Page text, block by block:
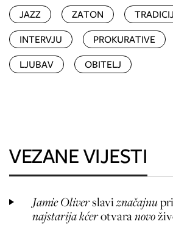
JAZZ
ZATON
INTERVJU
PROKURATIVE
LJUBAV
OBITELJ
VEZANE VIJESTI
Jamie Oliverslaviznačajnu
najstarija kćerotvaranovo